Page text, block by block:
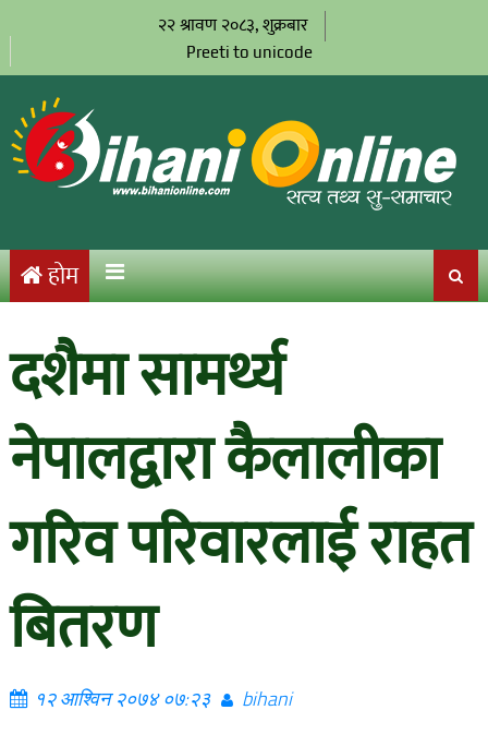
२२ श्रावण २०८३, शुक्रबार
Preeti to unicode
होम
दशैमा सामर्थ्य
नेपालद्वारा कैलालीका
गरिव परिवारलाई राहत
बितरण
१२ आश्विन २०७४ ०७:२३ bihani